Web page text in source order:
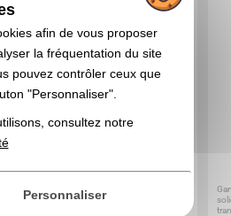
en acier inoxydable, anse avec
Contenance 220ml.
afin de vous proposer
la fréquentation du site
pouvez contrôler ceux que
"Personnaliser".
consultez notre
Personnaliser